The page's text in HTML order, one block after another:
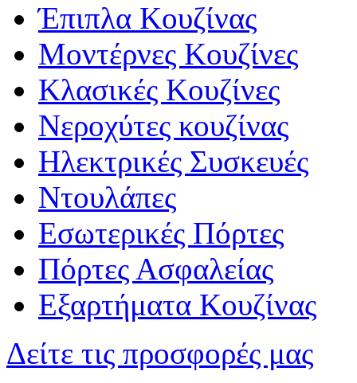
Έπιπλα Κουζίνας
Μοντέρνες Κουζίνες
Κλασικές Κουζίνες
Νεροχύτες κουζίνας
Ηλεκτρικές Συσκευές
Ντουλάπες
Εσωτερικές Πόρτες
Πόρτες Ασφαλείας
Εξαρτήματα Κουζίνας
Δείτε τις προσφορές μας